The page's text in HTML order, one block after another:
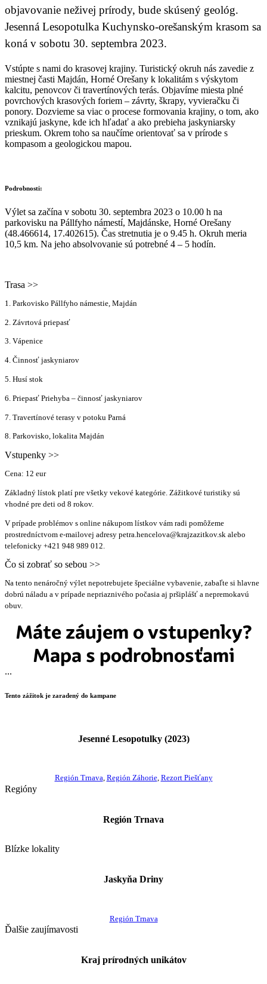
objavovanie neživej prírody, bude skúsený geológ.
Jesenná Lesopotulka Kuchynsko-orešanským krasom sa
koná v sobotu 30. septembra 2023.
Vstúpte s nami do krasovej krajiny. Turistický okruh nás zavedie z
miestnej časti Majdán, Horné Orešany k lokalitám s výskytom
kalcitu, penovcov či travertínových terás. Objavíme miesta plné
povrchových krasových foriem – závrty, škrapy, vyvieračku či
ponory. Dozvieme sa viac o procese formovania krajiny, o tom, ako
vznikajú jaskyne, kde ich hľadať a ako prebieha jaskyniarsky
prieskum. Okrem toho sa naučíme orientovať sa v prírode s
kompasom a geologickou mapou.
Podrobnosti:
Výlet sa začína v sobotu 30. septembra 2023 o 10.00 h na
parkovisku na Pállfyho námestí, Majdánske, Horné Orešany
(48.466614, 17.402615). Čas stretnutia je o 9.45 h. Okruh meria
10,5 km. Na jeho absolvovanie sú potrebné 4 – 5 hodín.
Trasa >>
1. Parkovisko Pállfyho námestie, Majdán
2. Závrtová priepasť
3. Vápenice
4. Činnosť jaskyniarov
5. Husí stok
6. Priepasť Priehyba – činnosť jaskyniarov
7. Travertínové terasy v potoku Parná
8. Parkovisko, lokalita Majdán
Vstupenky >>
Cena: 12 eur
Základný lístok platí pre všetky vekové kategórie. Zážitkové turistiky sú
vhodné pre deti od 8 rokov.
V prípade problémov s online nákupom lístkov vám radi pomôžeme
prostredníctvom e-mailovej adresy petra.hencelova@krajzazitkov.sk alebo
telefonicky +421 948 989 012.
Čo si zobrať so sebou >>
Na tento nenáročný výlet nepotrebujete špeciálne vybavenie, zabaľte si hlavne
dobrú náladu a v prípade nepriaznivého počasia aj pršiplášť a nepremokavú
obuv.
Máte záujem o vstupenky?
Mapa s podrobnosťami
...
Tento zážitok je zaradený do kampane
Jesenné Lesopotulky (2023)
Región Trnava, Región Záhorie, Rezort Piešťany
Regióny
Región Trnava
Blízke lokality
Jaskyňa Driny
Región Trnava
Ďalšie zaujímavosti
Kraj prírodných unikátov